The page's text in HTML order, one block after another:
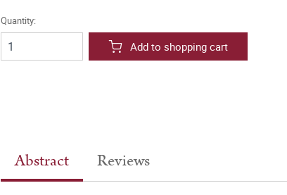
Quantity:
Add to shopping cart
Abstract Reviews